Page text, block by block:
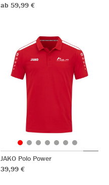
ab 59,99 €
JAKO Polo Power
39,99 €